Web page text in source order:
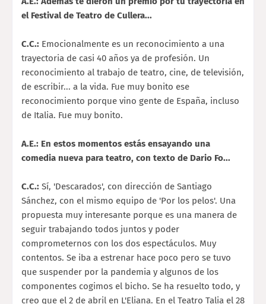
el Festival de Teatro de Cullera...
C.C.: Emocionalmente es un reconocimiento a una
trayectoria de casi 40 años ya de profesión. Un
reconocimiento al trabajo de teatro, cine, de televisión,
de escribir... a la vida. Fue muy bonito ese
reconocimiento porque vino gente de España, incluso
de Italia. Fue muy bonito.
A.E.: En estos momentos estás ensayando una
comedia nueva para teatro, con texto de Dario Fo...
C.C.: Sí, 'Descarados', con dirección de Santiago
Sánchez, con el mismo equipo de 'Por los pelos'. Una
propuesta muy interesante porque es una manera de
seguir trabajando todos juntos y poder
comprometernos con los dos espectáculos. Muy
contentos. Se iba a estrenar hace poco pero se tuvo
que suspender por la pandemia y algunos de los
componentes cogimos el bicho. Se ha resuelto todo, y
creo que el 2 de abril en L'Eliana. En el Teatro Talia el 28